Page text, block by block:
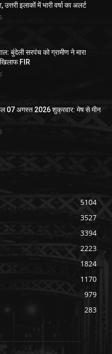
इलाकों में भारी वर्षा का अलर्ट
बुंदेली सरपंच को ग्रामीण ने मारा
FIR
07 अगस्त 2026 शुक्रवार: मेष से मीन
5104
3527
3394
2223
1824
1170
979
283